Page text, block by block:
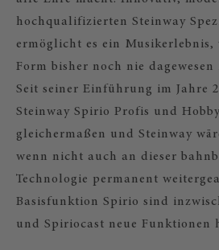
hochqualifizierten Steinway
ermöglicht es ein Musikerlebnis,
Form bisher noch nie dagewesen
Seit seiner Einführung im Jahre
Steinway Spirio Profis und
gleichermaßen und Steinway
wenn nicht auch an dieser
Technologie permanent
Basisfunktion Spirio sind
und Spiriocast neue Funktionen